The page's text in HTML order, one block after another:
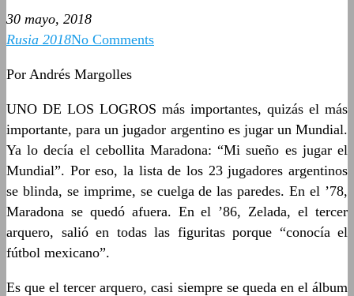
30 mayo, 2018
Rusia 2018No Comments
Por Andrés Margolles
UNO DE LOS LOGROS más importantes, quizás el más
importante, para un jugador argentino es jugar un Mundial.
Ya lo decía el cebollita Maradona: “Mi sueño es jugar el
Mundial”. Por eso, la lista de los 23 jugadores argentinos
se blinda, se imprime, se cuelga de las paredes. En el ’78,
Maradona se quedó afuera. En el ’86, Zelada, el tercer
arquero, salió en todas las figuritas porque “conocía el
fútbol mexicano”.
Es que el tercer arquero, casi siempre se queda en el álbum